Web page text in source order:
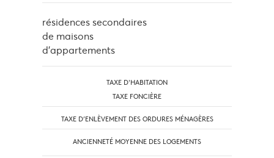
résidences secondaires
de maisons
d'appartements
TAXE D'HABITATION
TAXE FONCIÈRE
TAXE D’ENLÈVEMENT DES ORDURES MÉNAGÈRES
ANCIENNETÉ MOYENNE DES LOGEMENTS